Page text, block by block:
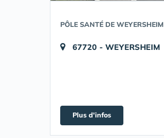
PÔLE SANTÉ DE WEYERSHEIM
67720 - WEYERSHEIM
Plus d'infos